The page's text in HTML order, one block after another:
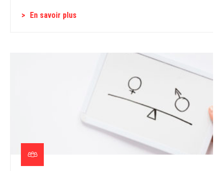
En savoir plus